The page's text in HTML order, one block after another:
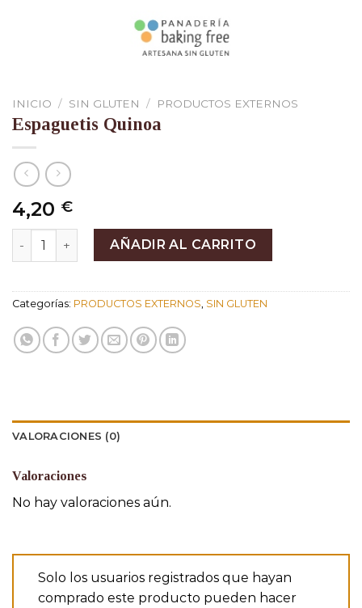
INICIO / SIN GLUTEN / PRODUCTOS EXTERNOS
Espaguetis Quinoa
4,20 €
Espaguetis Quinoa cantidadAÑADIR AL CARRITO
Categorías: PRODUCTOS EXTERNOS, SIN GLUTEN
VALORACIONES (0)
Valoraciones
No hay valoraciones aún.
Solo los usuarios registrados que hayan
comprado este producto pueden hacer